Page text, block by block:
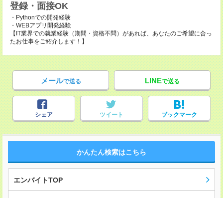
登録・面接OK
・Pythonでの開発経験
・WEBアプリ開発経験
【IT業界での就業経験（期間・資格不問）があれば、あなたのご希望に合っ
たお仕事をご紹介します！】
メールで送る LINEで送る
シェア ツイート ブックマーク
かんたん検索はこちら
エンバイトTOP